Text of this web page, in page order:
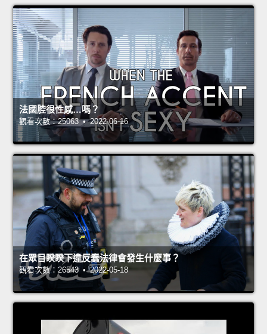
法國腔很性感…嗎？
觀看次數：25063 • 2022-06-16
在眾目睽睽下違反蠢法律會發生什麼事？
觀看次數：26543 • 2022-05-18